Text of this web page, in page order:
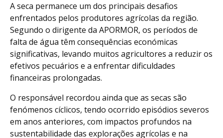
A seca permanece um dos principais desafios
enfrentados pelos produtores agrícolas da região.
Segundo o dirigente da APORMOR, os períodos de
falta de água têm consequências económicas
significativas, levando muitos agricultores a reduzir os
efetivos pecuários e a enfrentar dificuldades
financeiras prolongadas.
O responsável recordou ainda que as secas são
fenómenos cíclicos, tendo ocorrido episódios severos
em anos anteriores, com impactos profundos na
sustentabilidade das explorações agrícolas e na